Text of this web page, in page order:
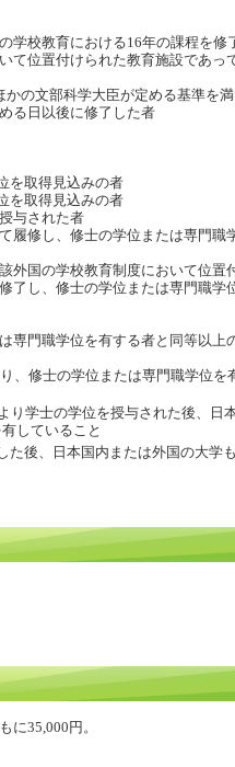
学校教育における16年の課程を修
て位置付けられた教育施設であっ
の文部科学大臣が定める基準を
る日以後に修了した者
を取得見込みの者
を取得見込みの者
与された者
履修し、修士の学位または専門職
外国の学校教育制度において位置
了し、修士の学位または専門職学
専門職学位を有する者と同等以上
、修士の学位または専門職学位を
り学士の学位を授与された後、日
していること
後、日本国内または外国の大学
に35,000円。